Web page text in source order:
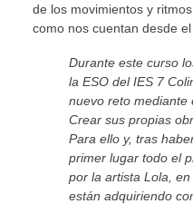
de los movimientos y
como nos cuentan desde
Durante este curso
la ESO del IES 7
nuevo reto mediante
Crear sus propias
Para ello y, tras
primer lugar todo el
por la artista Lola,
están adquiriendo